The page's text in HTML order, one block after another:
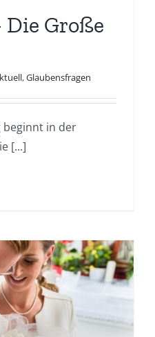
Die Große
,Glaubensfragen
beginnt in der
[...]